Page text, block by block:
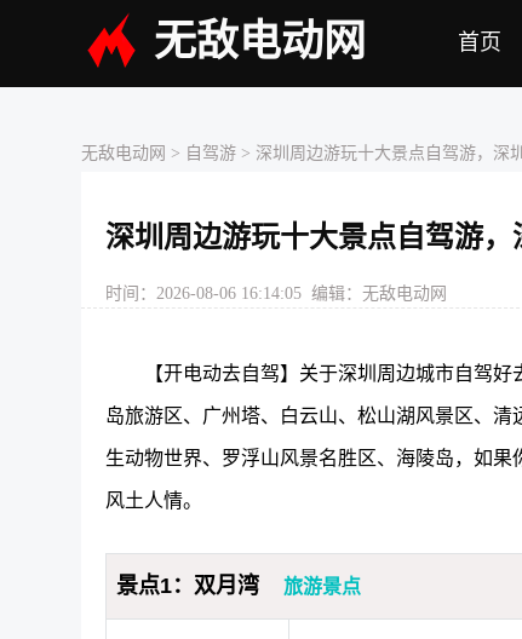
无敌电动网 首页
无敌电动网 > 自驾游 > 深圳周边游玩十大景点自驾游，深
深圳周边游玩十大景点自驾游
时间：2026-08-06 16:14:05 编辑：无敌电动网
【开电动去自驾】关于深圳周边城市自驾
岛旅游区、广州塔、白云山、松山湖风景区、
生动物世界、罗浮山风景名胜区、海陵岛，如
风土人情。
景点1：双月湾 旅游景点